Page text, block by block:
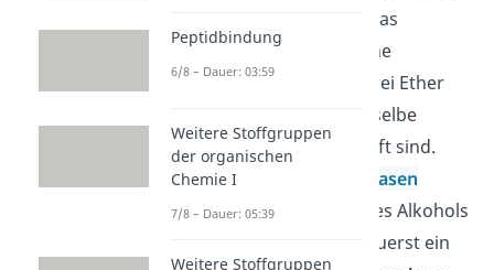
, das
bedeutet, dass zwei gleiche
funktionelle Gruppen
(zwei Ether
= Diether) an dasselbe
Kohlenstoffatom verknüpft sind.
Durch eine
basen
katalysierte Addition
eines Alkohols
entsteht zuerst ein
Peptidbindung
6/8 – Dauer: 03:59
Weitere Stoffgruppen
der organischen
Chemie I
7/8 – Dauer: 05:39
Weitere Stoffgruppen